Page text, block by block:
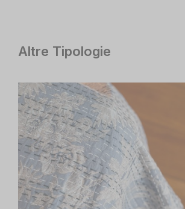
Altre Tipologie